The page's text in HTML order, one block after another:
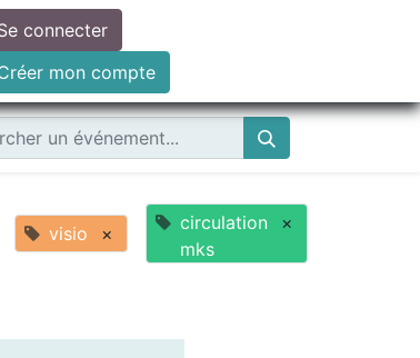
connecter
mon compte
visio ×
circulation
mks
×